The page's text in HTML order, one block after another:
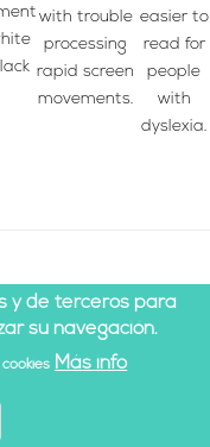
with trouble
processing
rapid screen
movements.
easier to
read for
people
with
dyslexia.
|Legal notice
by Cesefor
y de terceros para
su navegación.
Más info